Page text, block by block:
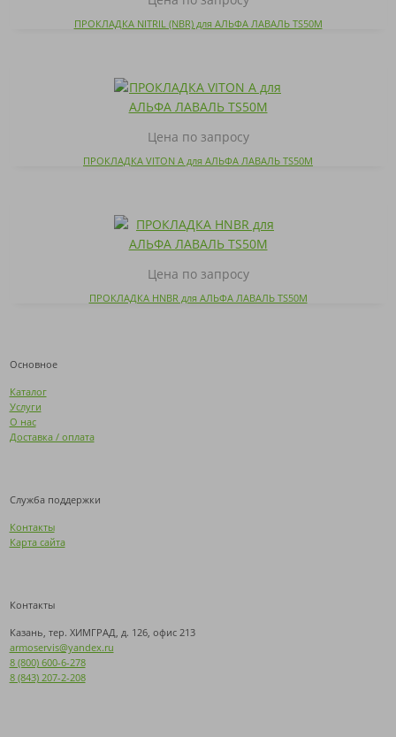
ПРОКЛАДКА NITRIL (NBR) для АЛЬФА ЛАВАЛЬ TS50M
Цена по запросу
ПРОКЛАДКА VITON A для АЛЬФА ЛАВАЛЬ TS50M
Цена по запросу
ПРОКЛАДКА HNBR для АЛЬФА ЛАВАЛЬ TS50M
Основное
Каталог
Услуги
О нас
Доставка / оплата
Служба поддержки
Контакты
Карта сайта
Контакты
Казань, тер. ХИМГРАД, д. 126, офис 213
armoservis@yandex.ru
8 (800) 600-6-278
8 (843) 207-2-208